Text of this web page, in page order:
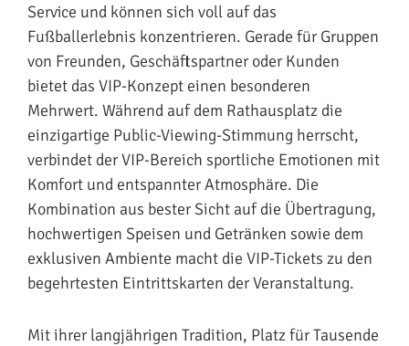
Service und können sich voll auf das
Fußballerlebnis konzentrieren. Gerade für Gruppen
von Freunden, Geschäftspartner oder Kunden
bietet das VIP-Konzept einen besonderen
Mehrwert. Während auf dem Rathausplatz die
einzigartige Public-Viewing-Stimmung herrscht,
verbindet der VIP-Bereich sportliche Emotionen mit
Komfort und entspannter Atmosphäre. Die
Kombination aus bester Sicht auf die Übertragung,
hochwertigen Speisen und Getränken sowie dem
exklusiven Ambiente macht die VIP-Tickets zu den
begehrtesten Eintrittskarten der Veranstaltung.
Mit ihrer langjährigen Tradition, Platz für Tausende